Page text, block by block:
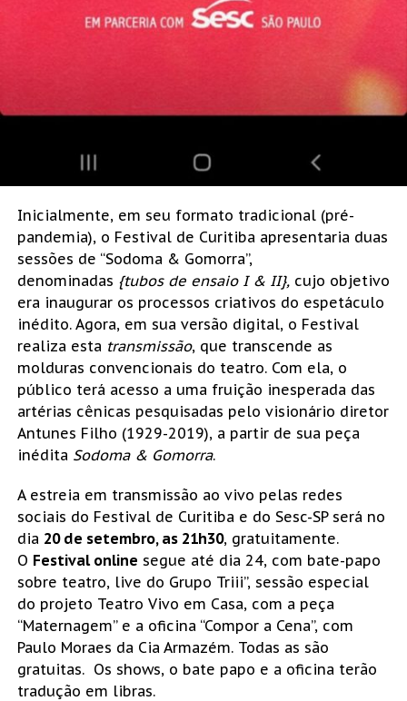
Inicialmente, em seu formato tradicional (pré-
pandemia), o Festival de Curitiba apresentaria duas
sessões de “Sodoma & Gomorra”,
denominadas {tubos de ensaio I & II}, cujo objetivo
era inaugurar os processos criativos do espetáculo
inédito. Agora, em sua versão digital, o Festival
realiza esta transmissão, que transcende as
molduras convencionais do teatro. Com ela, o
público terá acesso a uma fruição inesperada das
artérias cênicas pesquisadas pelo visionário diretor
Antunes Filho (1929-2019), a partir de sua peça
inédita Sodoma & Gomorra.
A estreia em transmissão ao vivo pelas redes
sociais do Festival de Curitiba e do Sesc-SP será no
dia 20 de setembro, as 21h30, gratuitamente.
O Festival online segue até dia 24, com bate-papo
sobre teatro, live do Grupo Triii”, sessão especial
do projeto Teatro Vivo em Casa, com a peça
“Maternagem” e a oficina “Compor a Cena”, com
Paulo Moraes da Cia Armazém. Todas as são
gratuitas. Os shows, o bate papo e a oficina terão
tradução em libras.